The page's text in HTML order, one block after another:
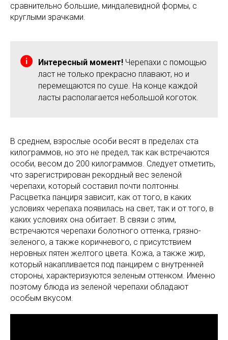
сравнительно большие, миндалевидной формы, с
круглыми зрачками.
Интересный момент! Черепахи с помощью
ласт не только прекрасно плавают, но и
перемещаются по суше. На конце каждой
ласты располагается небольшой коготок.
В среднем, взрослые особи весят в пределах ста
килограммов, но это не предел, так как встречаются
особи, весом до 200 килограммов. Следует отметить,
что зарегистрирован рекордный вес зеленой
черепахи, который составил почти полтонны.
Расцветка панциря зависит, как от того, в каких
условиях черепаха появилась на свет, так и от того, в
каких условиях она обитает. В связи с этим,
встречаются черепахи болотного оттенка, грязно-
зеленого, а также коричневого, с присутствием
неровных пятен желтого цвета. Кожа, а также жир,
который накапливается под панцирем с внутренней
стороны, характеризуются зеленым оттенком. Именно
поэтому блюда из зеленой черепахи обладают
особым вкусом.